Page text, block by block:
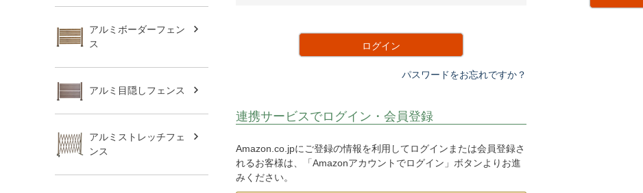
アルミボーダーフェン
ス
アルミ目隠しフェンス
アルミストレッチフェ
ンス
ログイン
パスワードをお忘れですか？
連携サービスでログイン・会員登録
Amazon.co.jpにご登録の情報を利用してログインまたは会員登録さ
れるお客様は、「Amazonアカウントでログイン」ボタンよりお進
みください。